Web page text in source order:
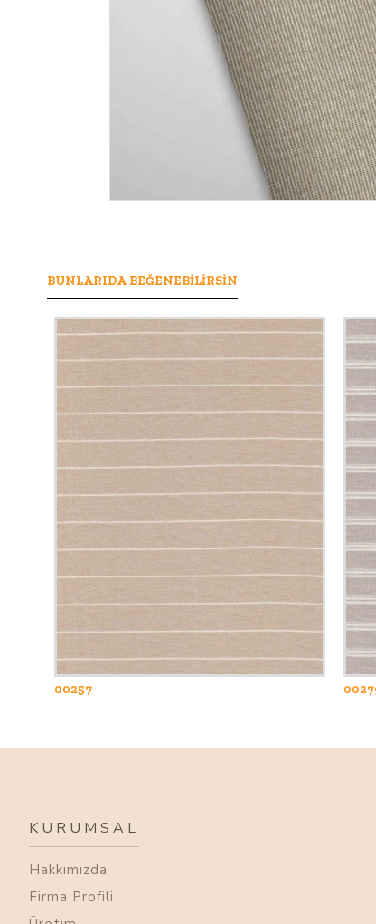
BUNLARIDA BEĞENEBILIRSIN
00257 00279
KURUMSAL
Hakkımızda
Firma Profili